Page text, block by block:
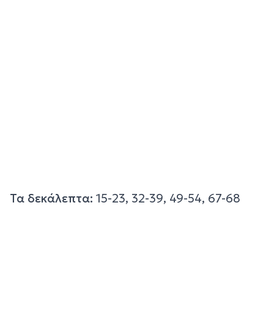
Τα δεκάλεπτα: 15-23, 32-39, 49-54, 67-68